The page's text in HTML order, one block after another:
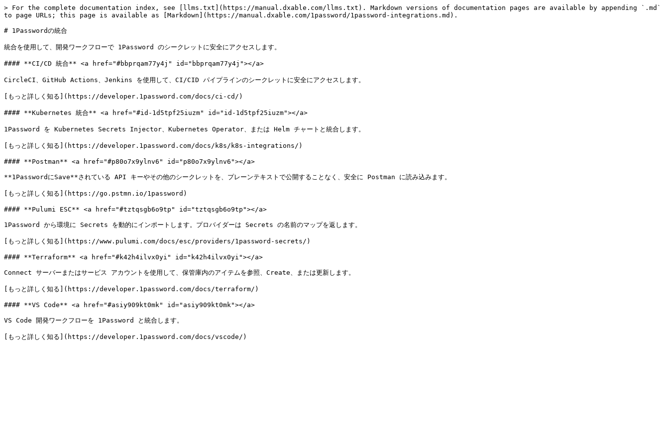
> For the complete documentation index, see [llms.txt](https://manual.dxable.com/llms.txt). Markdown versions of documentation pages are available by appending `.md`
to page URLs; this page is available as [Markdown](https://manual.dxable.com/1password/1password-integrations.md).
# 1Passwordの統合
統合を使用して、開発ワークフローで 1Password のシークレットに安全にアクセスします。
#### **CI/CD 統合** <a href="#bbprqam77y4j" id="bbprqam77y4j"></a>
CircleCI、GitHub Actions、Jenkins を使用して、CI/CID パイプラインのシークレットに安全にアクセスします。
[もっと詳しく知る](https://developer.1password.com/docs/ci-cd/)
#### **Kubernetes 統合** <a href="#id-1d5tpf25iuzm" id="id-1d5tpf25iuzm"></a>
1Password を Kubernetes Secrets Injector、Kubernetes Operator、または Helm チャートと統合します。
[もっと詳しく知る](https://developer.1password.com/docs/k8s/k8s-integrations/)
#### **Postman** <a href="#p80o7x9ylnv6" id="p80o7x9ylnv6"></a>
**1PasswordにSave**されている API キーやその他のシークレットを、プレーンテキストで公開することなく、安全に Postman に読み込みます。
[もっと詳しく知る](https://go.pstmn.io/1password)
#### **Pulumi ESC** <a href="#tztqsgb6o9tp" id="tztqsgb6o9tp"></a>
1Password から環境に Secrets を動的にインポートします。プロバイダーは Secrets の名前のマップを返します。
[もっと詳しく知る](https://www.pulumi.com/docs/esc/providers/1password-secrets/)
#### **Terraform** <a href="#k42h4ilvx0yi" id="k42h4ilvx0yi"></a>
Connect サーバーまたはサービス アカウントを使用して、保管庫内のアイテムを参照、Create、または更新します。
[もっと詳しく知る](https://developer.1password.com/docs/terraform/)
#### **VS Code** <a href="#asiy909kt0mk" id="asiy909kt0mk"></a>
VS Code 開発ワークフローを 1Password と統合します。